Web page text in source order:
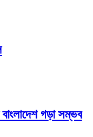
গড়া সম্ভব